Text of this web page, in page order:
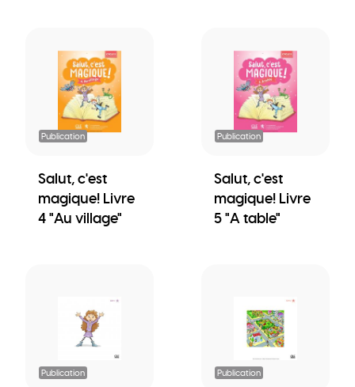
Publication
Salut, c'est
magique! Livre
4 "Au village"
Publication
Salut, c'est
magique! Livre
5 "A table"
Publication Publication